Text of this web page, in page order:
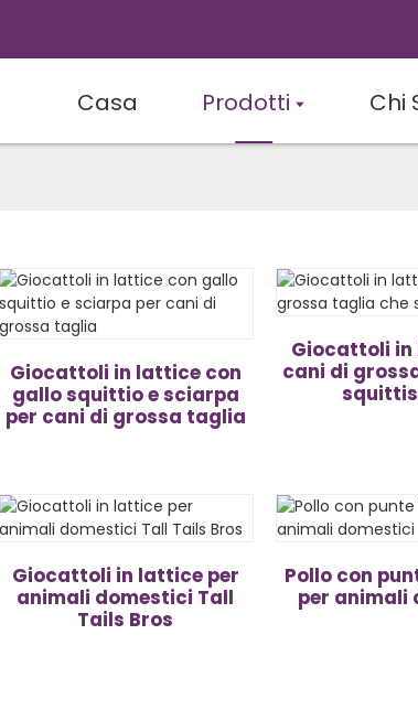
Casa Prodotti Chi
Giocattoli in lattice con
gallo squittio e sciarpa
per cani di grossa taglia
Giocattoli
cani di
Giocattoli in lattice per
animali domestici Tall
Tails Bros
Pollo con
per animali